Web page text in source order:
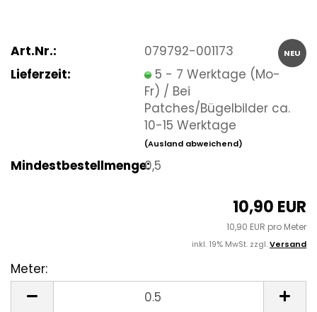
NEU
Art.Nr.:
079792-001173
Lieferzeit:
5 - 7 Werktage (Mo-
Fr) / Bei
Patches/Bügelbilder ca.
10-15 Werktage
(Ausland abweichend)
Mindestbestellmenge:0,5
10,90 EUR
10,90 EUR pro Meter
inkl. 19% MwSt. zzgl.Versand
Meter: